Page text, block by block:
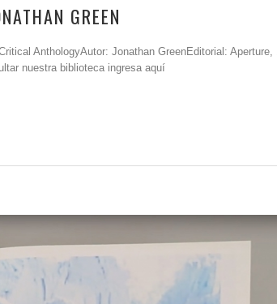
GREEN
AnthologyAutor: Jonathan GreenEditorial: Aperture,
nuestra biblioteca ingresa aquí